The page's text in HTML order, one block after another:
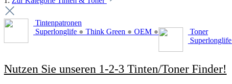
Tintenpatronen
Superlonglife ● Think Green ● OEM ●
Toner
Superlonglife
Nutzen Sie unseren 1-2-3 Tinten/Toner Finder!